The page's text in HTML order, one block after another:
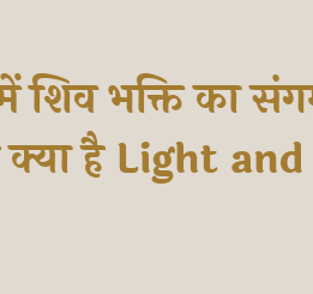
भक्ति का
है Light